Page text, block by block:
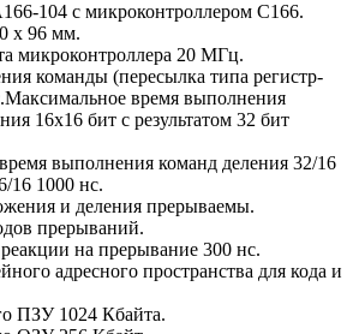
104 с микроконтроллером C166.
х 96 мм.
микроконтроллера 20 МГц.
команды (пересылка типа регистр-
время выполнения
16х16 бит с результатом 32 бит
выполнения команд деления 32/16
16 1000 нс.
и деления прерываемы.
прерываний.
на прерывание 300 нс.
адресного пространства для кода и
ПЗУ 1024 Кбайта.